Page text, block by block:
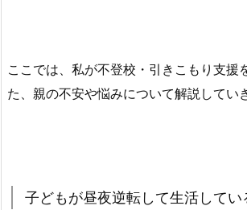
ここでは、私が不登校・引きこもり支援
た、親の不安や悩みについて解説してい
子どもが昼夜逆転して生活してい